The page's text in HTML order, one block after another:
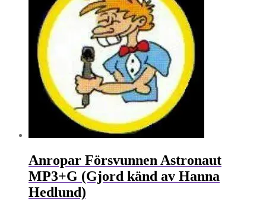
Anropar Försvunnen Astronaut
MP3+G (Gjord känd av Hanna
Hedlund)